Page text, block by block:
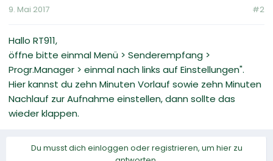
9. Mai 2017 #2
Hallo RT911,
öffne bitte einmal Menü > Senderempfang >
Progr.Manager > einmal nach links auf Einstellungen".
Hier kannst du zehn Minuten Vorlauf sowie zehn Minuten
Nachlauf zur Aufnahme einstellen, dann sollte das
wieder klappen.
Du musst dich einloggen oder registrieren, um hier zu